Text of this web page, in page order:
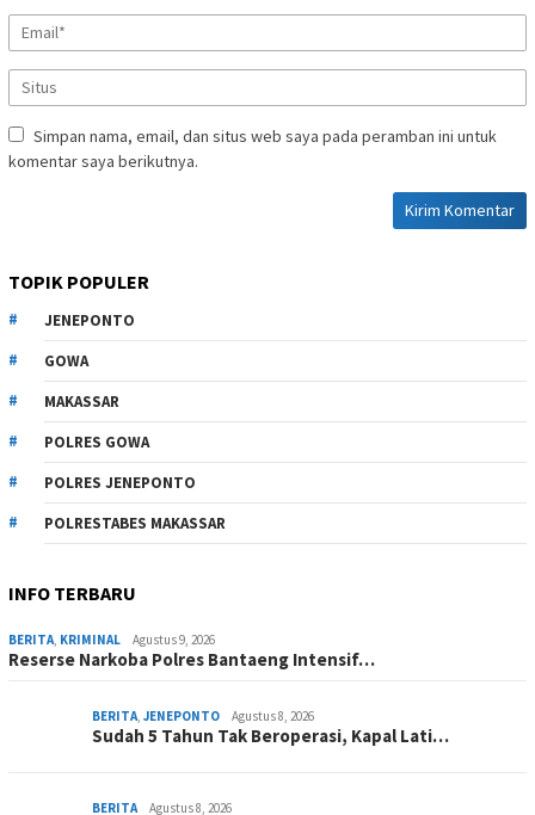
Simpan nama, email, dan situs web saya pada peramban ini untuk
komentar saya berikutnya.
TOPIK POPULER
JENEPONTO
GOWA
MAKASSAR
POLRES GOWA
POLRES JENEPONTO
POLRESTABES MAKASSAR
INFO TERBARU
BERITA, KRIMINAL Agustus 9, 2026
Reserse Narkoba Polres Bantaeng Intensif…
BERITA, JENEPONTO Agustus 8, 2026
Sudah 5 Tahun Tak Beroperasi, Kapal Lati…
BERITA Agustus 8, 2026